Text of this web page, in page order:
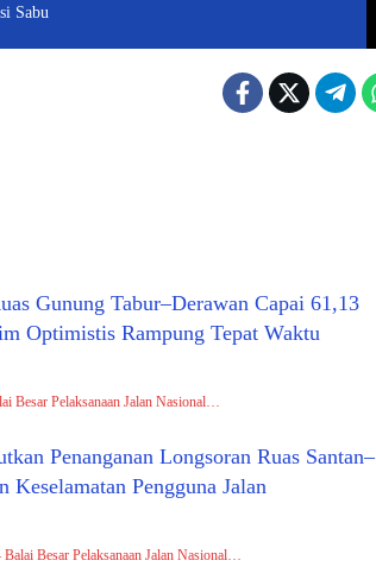
Sabu
Gunung Tabur–Derawan Capai 61,13
Optimistis Rampung Tepat Waktu
Besar Pelaksanaan Jalan Nasional…
Penanganan Longsoran Ruas Santan–
Keselamatan Pengguna Jalan
Besar Pelaksanaan Jalan Nasional…